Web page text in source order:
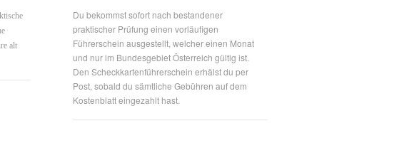
alt
Du bekommst sofort nach bestandener
praktischer Prüfung einen vorläufigen
Führerschein ausgestellt, welcher einen Monat
und nur im Bundesgebiet Österreich gültig ist.
Den Scheckkartenführerschein erhälst du per
Post, sobald du sämtliche Gebühren auf dem
Kostenblatt eingezahlt hast.